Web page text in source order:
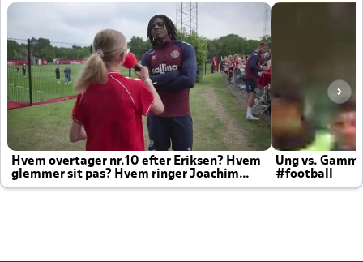
Hvem overtager nr.10 efter Eriksen? Hvem
glemmer sit pas? Hvem ringer Joachim
altid til efter kampe?
Ung vs.
#football